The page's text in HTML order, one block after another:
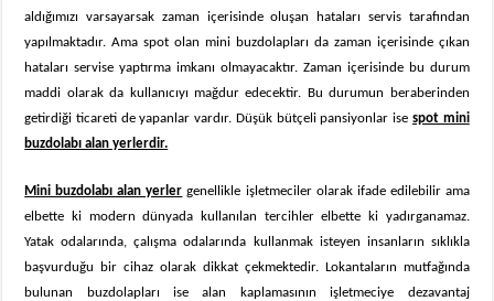
aldığımızı varsayarsak zaman içerisinde oluşan hataları servis tarafından
yapılmaktadır. Ama spot olan mini buzdolapları da zaman içerisinde çıkan
hataları servise yaptırma imkanı olmayacaktır. Zaman içerisinde bu durum
maddi olarak da kullanıcıyı mağdur edecektir. Bu durumun beraberinden
getirdiği ticareti de yapanlar vardır. Düşük bütçeli pansiyonlar ise spot mini
buzdolabı alan yerlerdir.
Mini buzdolabı alan yerler genellikle işletmeciler olarak ifade edilebilir ama
elbette ki modern dünyada kullanılan tercihler elbette ki yadırganamaz.
Yatak odalarında, çalışma odalarında kullanmak isteyen insanların sıklıkla
başvurduğu bir cihaz olarak dikkat çekmektedir. Lokantaların mutfağında
bulunan buzdolapları ise alan kaplamasının işletmeciye dezavantaj